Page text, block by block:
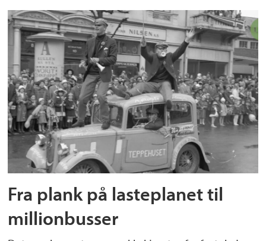
Fra plank på lasteplanet til
millionbusser